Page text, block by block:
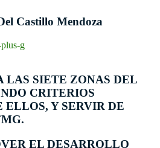
Castillo Mendoza
g
LAS SIETE ZONAS DEL
CRITERIOS
Y SERVIR DE
EL DESARROLLO